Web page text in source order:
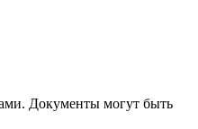
Документы могут быть